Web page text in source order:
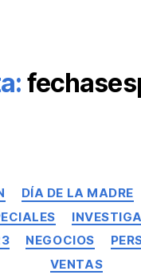
DÍA DE LA MADRE
NEGOCIOS
VENTAS